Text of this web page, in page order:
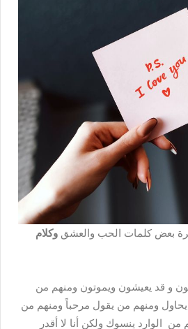
بعض كلمات الحب والعشق وكلام
و قد يعيشون ويموتون ومنهم من
ومنهم من يقول مرحباً ومنهم من
من الوارد ينسوك ولكن أنا لا أقدر